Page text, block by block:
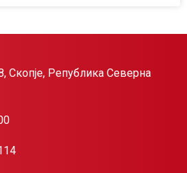
Скопје, Република Северна